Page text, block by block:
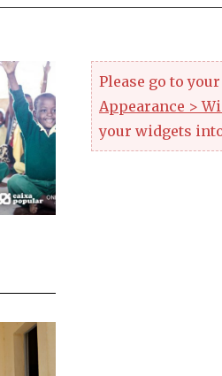
Please go to your
Appearance >
your widgets